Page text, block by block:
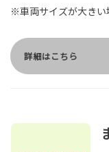
※車両サイズが大きい
詳細はこちら